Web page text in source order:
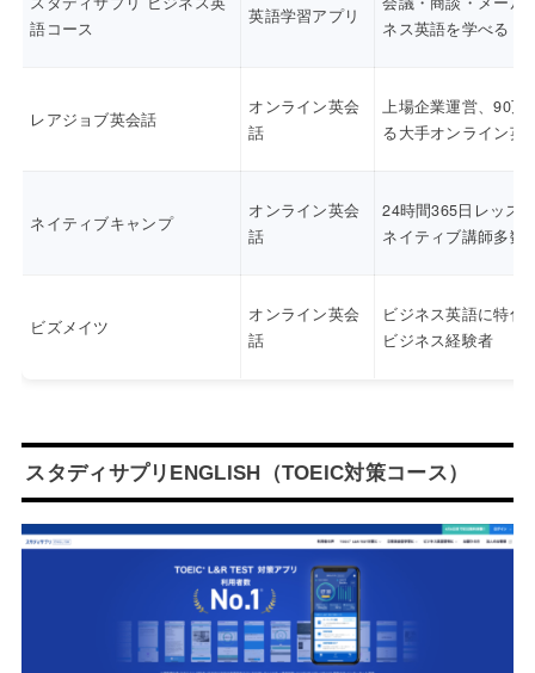
語コース
英語学習アプリ
ネス英語を学べる
レアジョブ英会話
オンライン英会
話
上場企業運営、90万
る大手オンライン英
ネイティブキャンプ
オンライン英会
話
24時間365日レッス
ネイティブ講師多数
ビズメイツ
オンライン英会
話
ビジネス英語に特化
ビジネス経験者
スタディサプリENGLISH（TOEIC対策コース）